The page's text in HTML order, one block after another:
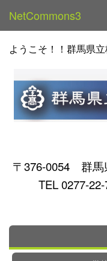
NetCommons3
ようこそ！！群馬県
〒376-0054 群馬
TEL 0277-